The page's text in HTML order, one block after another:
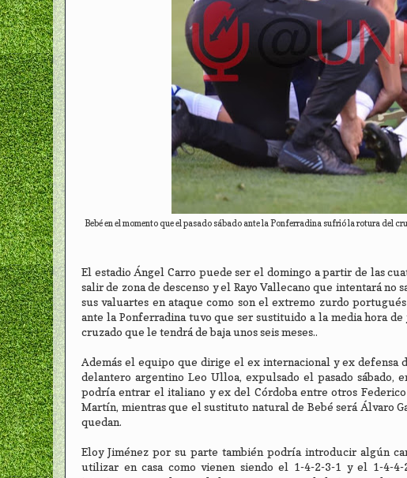
Bebé en el momento que el pasado sábado ante la Ponferradina sufrió la rotura del
El estadio Ángel Carro puede ser el domingo a partir de las
salir de zona de descenso y el Rayo Vallecano que intentará
sus valuartes en ataque como son el extremo zurdo
ante la Ponferradina tuvo que ser sustituido a la media hora
cruzado que le tendrá de baja unos seis meses..
Además el equipo que dirige el ex internacional y ex defensa
delantero argentino Leo Ulloa, expulsado el pasado
podría entrar el italiano y ex del Córdoba entre otros
Martín, mientras que el sustituto natural de Bebé será Álvaro
quedan.
Eloy Jiménez por su parte también podría introducir algún
utilizar en casa como vienen siendo el 1-4-2-3-1 y el 1-4-